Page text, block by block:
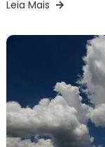
Leia Mais